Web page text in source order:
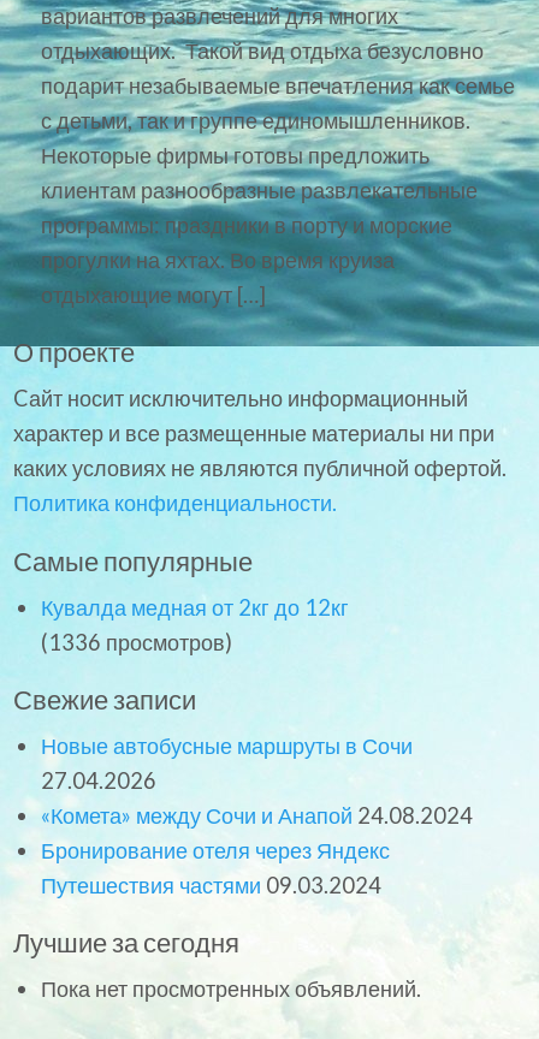
вариантов развлечений для многих
отдыхающих. Такой вид отдыха безусловно
подарит незабываемые впечатления как семье
с детьми, так и группе единомышленников.
Некоторые фирмы готовы предложить
клиентам разнообразные развлекательные
программы: праздники в порту и морские
прогулки на яхтах. Во время круиза
отдыхающие могут […]
О проекте
Cайт носит исключительно информационный
характер и все размещенные материалы ни при
каких условиях не являются публичной офертой.
Политика конфиденциальности.
Самые популярные
Кувалда медная от 2кг до 12кг
(1336 просмотров)
Свежие записи
Новые автобусные маршруты в Сочи
27.04.2026
«Комета» между Сочи и Анапой 24.08.2024
Бронирование отеля через Яндекс
Путешествия частями 09.03.2024
Лучшие за сегодня
Пока нет просмотренных объявлений.